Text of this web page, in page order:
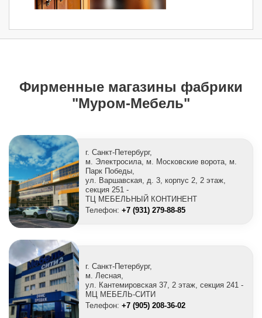
Фирменные магазины фабрики
"Муром-Мебель"
г. Санкт-Петербург,
м. Электросила, м. Московские ворота, м.
Парк Победы,
ул. Варшавская, д. 3, корпус 2, 2 этаж,
секция 251 -
ТЦ МЕБЕЛЬНЫЙ КОНТИНЕНТ
Телефон: +7 (931) 279-88-85
г. Санкт-Петербург,
м. Лесная,
ул. Кантемировская 37, 2 этаж, секция 241 -
МЦ МЕБЕЛЬ-СИТИ
Телефон: +7 (905) 208-36-02